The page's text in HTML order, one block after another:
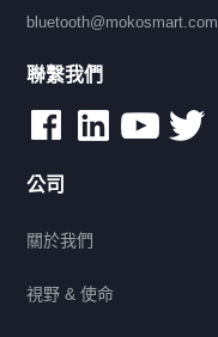
bluetooth@mokosmart.com
聯繫我們
公司
關於我們
視野 & 使命